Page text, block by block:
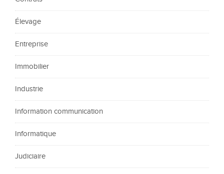
Élevage
Entreprise
Immobilier
Industrie
Information communication
Informatique
Judiciaire